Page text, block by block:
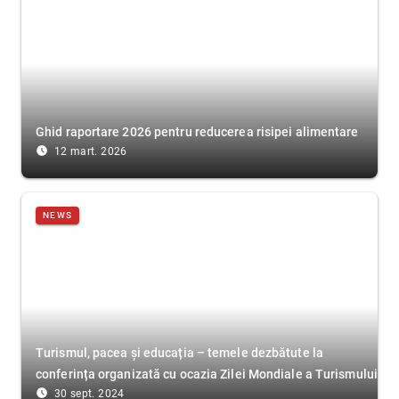
Ghid raportare 2026 pentru reducerea risipei alimentare
access_time_filled 12 mart. 2026
NEWS
Turismul, pacea și educația – temele dezbătute la
conferința organizată cu ocazia Zilei Mondiale a Turismului
access_time_filled 30 sept. 2024